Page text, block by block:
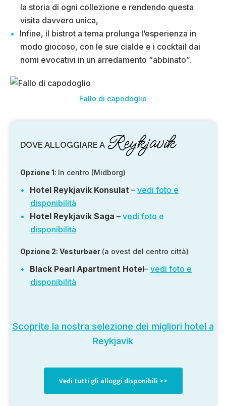
la storia di ogni collezione e rendendo questa
visita davvero unica,
Infine, il bistrot a tema prolunga l’esperienza in
modo giocoso, con le sue cialde e i cocktail dai
nomi evocativi in un arredamento “abbinato”.
Fallo di capodoglio
DOVE ALLOGGIARE A Reykjavik
Opzione 1: In centro (Midborg)
Hotel Reykjavik Konsulat – vedi foto e
disponibilità
Hotel Reykjavík Saga – vedi foto e
disponibilità
Opzione 2: Vesturbaer (a ovest del centro città)
Black Pearl Apartment Hotel– vedi foto e
disponibilità
Scoprite la nostra selezione dei migliori hotel a
Reykjavik
Vedi tutti gli alloggi disponibili >>